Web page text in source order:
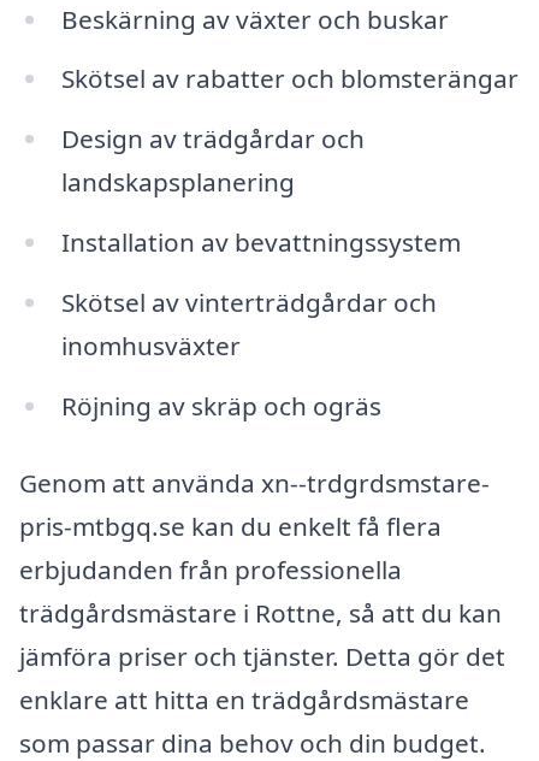
Beskärning av växter och buskar
Skötsel av rabatter och blomsterängar
Design av trädgårdar och
landskapsplanering
Installation av bevattningssystem
Skötsel av vinterträdgårdar och
inomhusväxter
Röjning av skräp och ogräs
Genom att använda xn--trdgrdsmstare-
pris-mtbgq.se kan du enkelt få flera
erbjudanden från professionella
trädgårdsmästare i Rottne, så att du kan
jämföra priser och tjänster. Detta gör det
enklare att hitta en trädgårdsmästare
som passar dina behov och din budget.